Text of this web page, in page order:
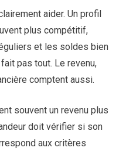
aider. Un profil
plus compétitif,
et les soldes bien
pas tout. Le revenu,
comptent aussi.
souvent un revenu plus
doit vérifier si son
aux critères